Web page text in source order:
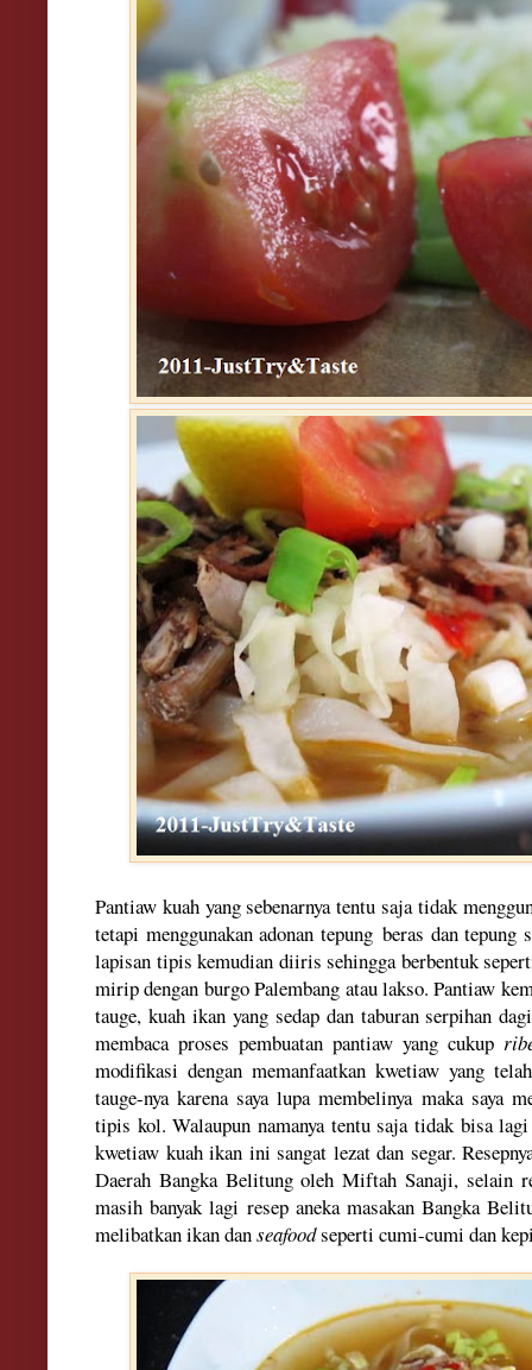
Pantiaw kuah yang sebenarnya tentu saja tidak
tetapi menggunakan adonan tepung beras dan tepung
lapisan tipis kemudian diiris sehingga berbentuk
mirip dengan burgo Palembang atau lakso. Pantiaw
tauge, kuah ikan yang sedap dan taburan serpihan
membaca proses pembuatan pantiaw yang cukup
modifikasi dengan memanfaatkan kwetiaw yang
tauge-nya karena saya lupa membelinya maka saya
tipis kol. Walaupun namanya tentu saja tidak bisa
kwetiaw kuah ikan ini sangat lezat dan segar.
Daerah Bangka Belitung oleh Miftah Sanaji, selain
masih banyak lagi resep aneka masakan Bangka
melibatkan ikan danseafoodseperti cumi-cumi dan